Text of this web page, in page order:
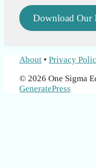
Download Our
About • Privacy
© 2026 One Sigma
GeneratePress